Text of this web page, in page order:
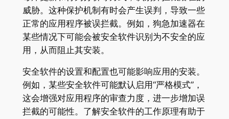
威胁。这种保护机制有时会产生误判，导致一些
正常的应用程序被误拦截。例如，狗急加速器在
某些情况下可能会被安全软件识别为不安全的应
用，从而阻止其安装。
安全软件的设置和配置也可能影响应用的安装。
例如，某些安全软件可能默认启用“严格模式”，
这会增强对应用程序的审查力度，进一步增加误
拦截的可能性。了解安全软件的工作原理有助于